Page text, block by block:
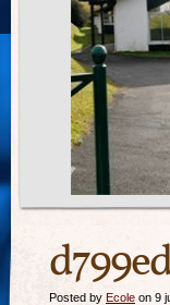
Posted by Ecole on 9